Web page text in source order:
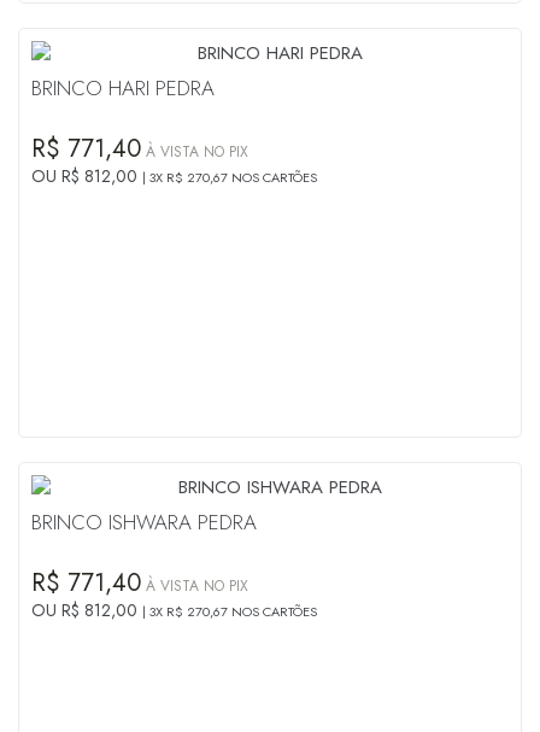
BRINCO HARI PEDRA
R$ 771,40 À VISTA NO PIX
OU R$ 812,00 3X R$ 270,67 NOS CARTÕES
BRINCO ISHWARA PEDRA
R$ 771,40 À VISTA NO PIX
OU R$ 812,00 3X R$ 270,67 NOS CARTÕES